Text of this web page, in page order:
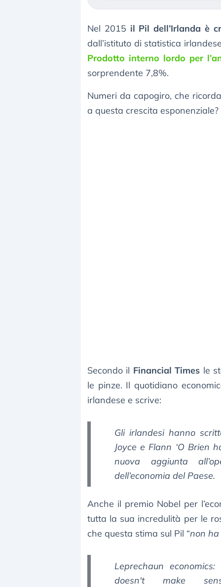
Nel 2015 il Pil dell’Irlanda è
dall’istituto di statistica
Prodotto interno lordo per
sorprendente 7,8%.
Numeri da capogiro, che
a questa crescita
Secondo il Financial Times le
le pinze. Il quotidiano
irlandese e scrive:
Gli irlandesi hanno
Joyce e Flann ‘O Brien
nuova aggiunta
dell’economia del Paese.
Anche il premio Nobel per
tutta la sua incredulità per le
che questa stima sul Pil “non ha
Leprechaun
doesn't make